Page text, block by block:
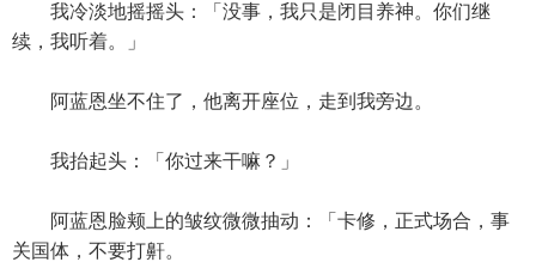
我冷淡地摇摇头：「没事，我只是闭目养神。你们继
续，我听着。」
阿蓝恩坐不住了，他离开座位，走到我旁边。
我抬起头：「你过来干嘛？」
阿蓝恩脸颊上的皱纹微微抽动：「卡修，正式场合，事
关国体，不要打鼾。